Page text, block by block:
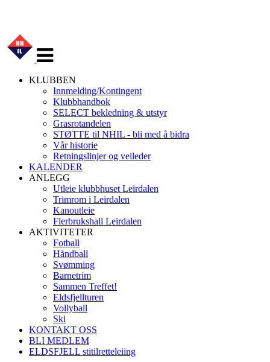
navigasjon
KLUBBEN
Innmelding/Kontingent
Klubbhandbok
SELECT bekledning & utstyr
Grasrotandelen
STØTTE til NHIL - bli med å bidra
Vår historie
Retningslinjer og veileder
KALENDER
ANLEGG
Utleie klubbhuset Leirdalen
Trimrom i Leirdalen
Kanoutleie
Flerbrukshall Leirdalen
AKTIVITETER
Fotball
Håndball
Svømming
Barnetrim
Sammen Treffet!
Eldsfjellturen
Vollyball
Ski
KONTAKT OSS
BLI MEDLEM
ELDSFJELL stitilretteleiing